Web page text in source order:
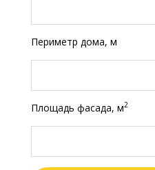
Периметр дома, м
Площадь фасада, м2